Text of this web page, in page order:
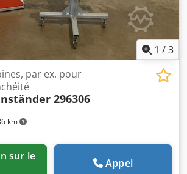
1 /3
km
par ex. pour
296306
Appel